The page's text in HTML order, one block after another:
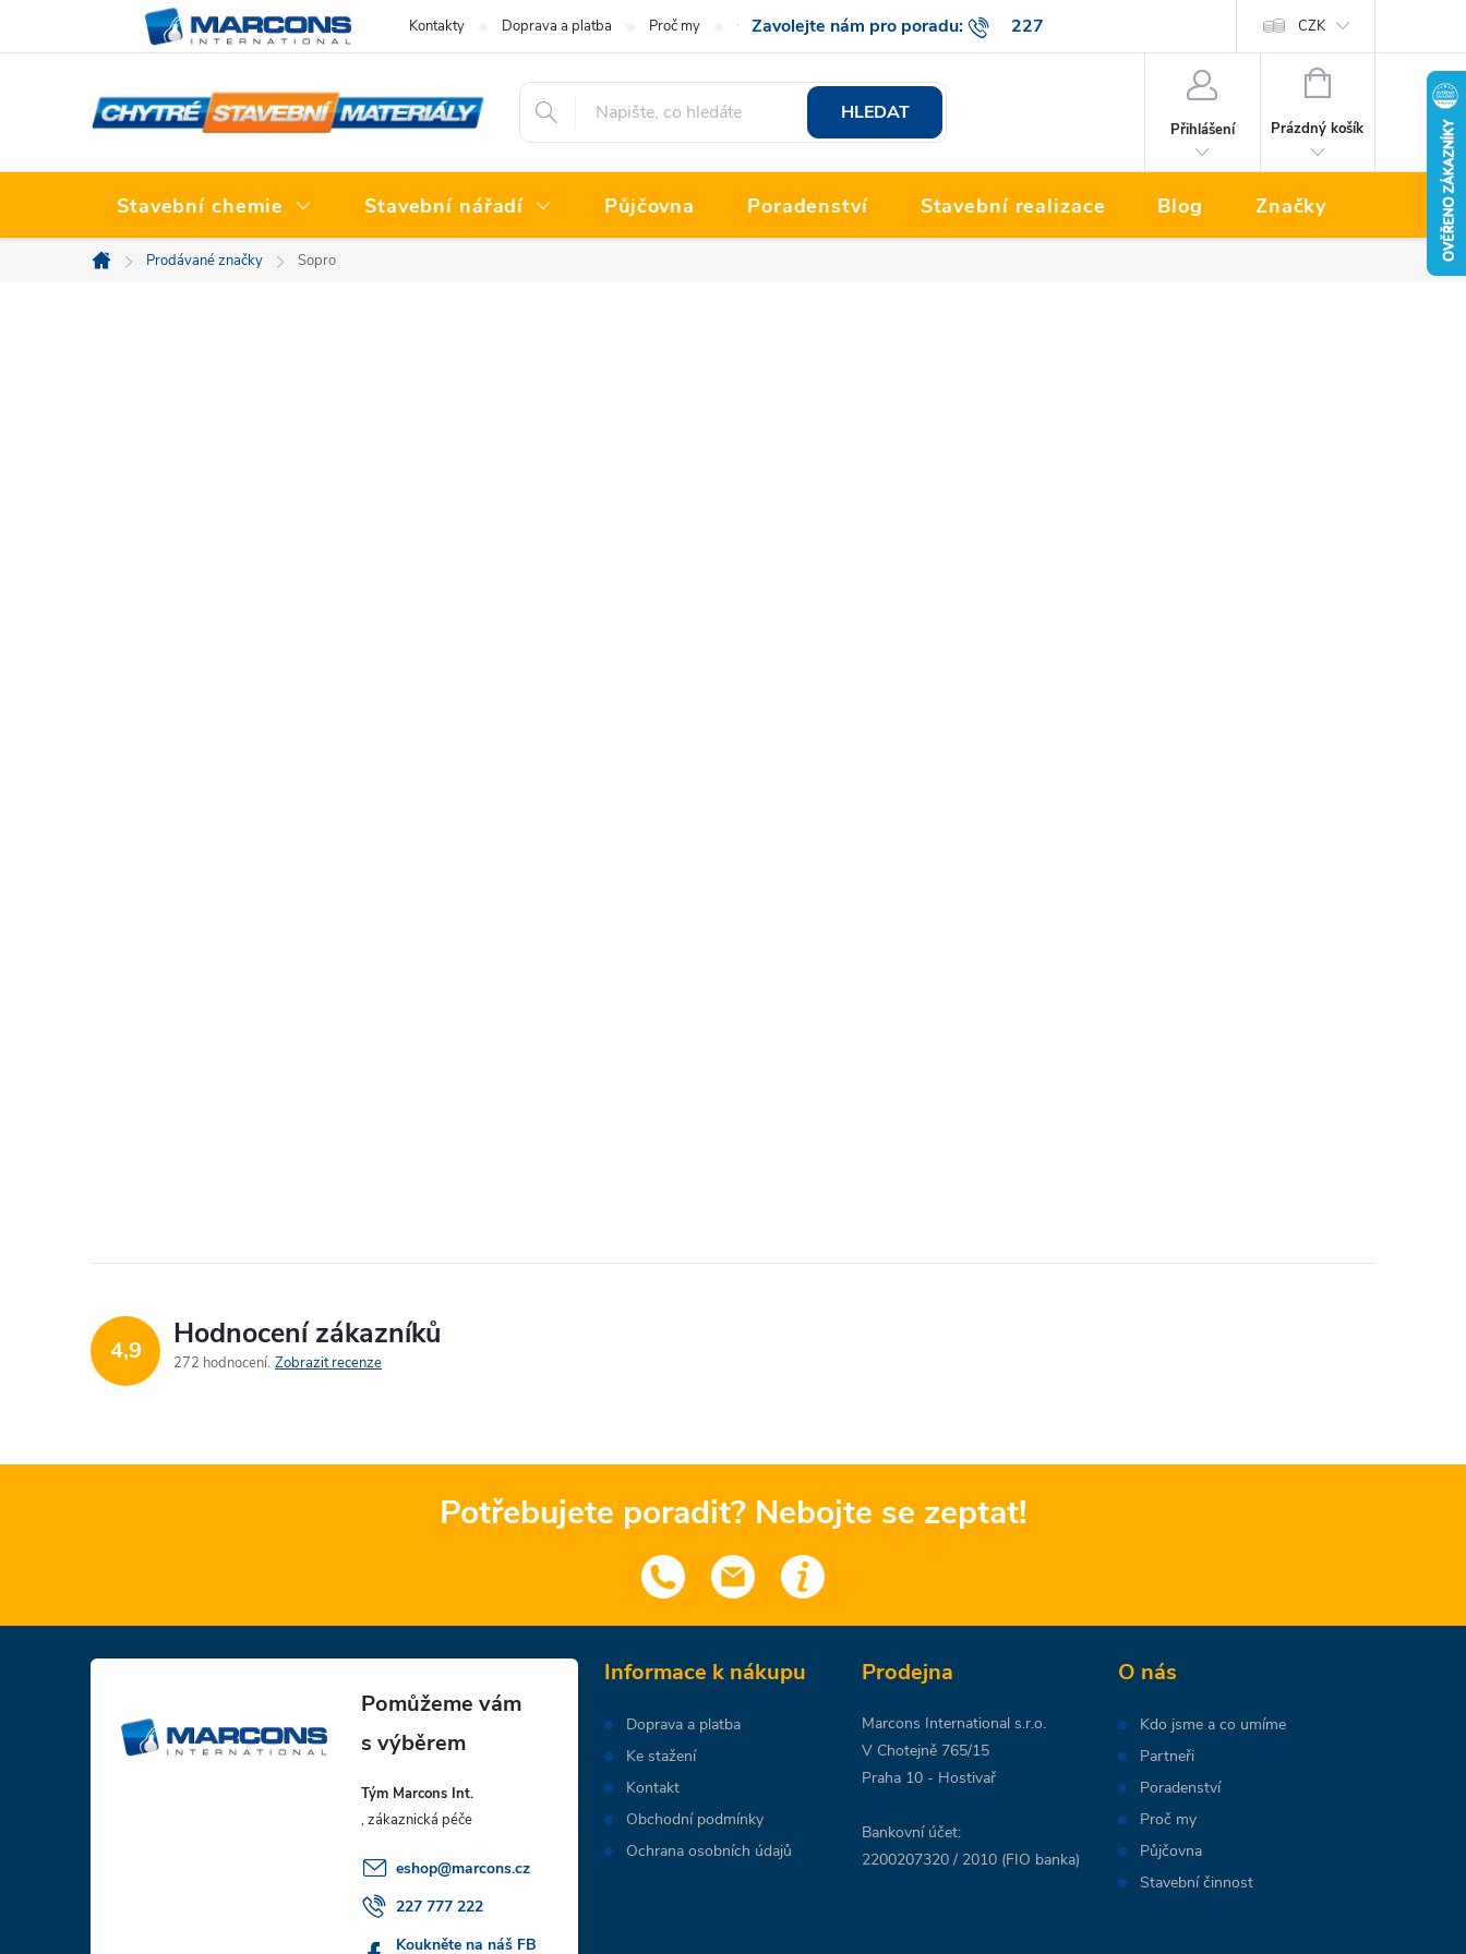
227
777 222
Kontakty Doprava a platba Proč my O nás Hodnocení obchodu Prodávané značky CZK
HLEDAT
Přihlášení
NÁKUPNÍ
Prázdný košík
Stavební chemie Stavební nářadí Půjčovna Poradenství Stavební realizace Blog Značky
Domů
Prodávané značky Sopro
4,9 Hodnocení zákazníků
272 hodnocení Zobrazit recenze
Potřebujete poradit? Nebojte se zeptat!
Tým Marcons Int.
eshop@marcons.cz
227 777 222
Koukněte na náš FB
Informace k nákupu
Doprava a platba
Ke stažení
Kontakt
Obchodní podmínky
Ochrana osobních údajů
Prodejna
Marcons International s.r.o.
V Chotejně 765/15
Praha 10 - Hostivař
Bankovní účet:
2200207320 / 2010 (FIO banka)
O nás
Kdo jsme a co umíme
Partneři
Poradenství
Proč my
Půjčovna
Stavební činnost